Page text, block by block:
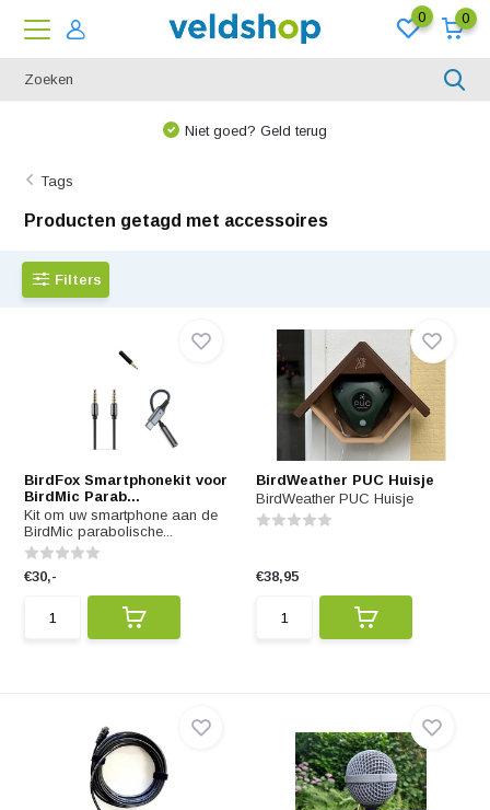
0 0
We denken graag met u mee!
Tags
Producten getagd met accessoires
Filters
BirdFox Smartphonekit voor
BirdMic Parab...
Kit om uw smartphone aan de
BirdMic parabolische...
€30,-
BirdWeather PUC Huisje
BirdWeather PUC Huisje
€38,95